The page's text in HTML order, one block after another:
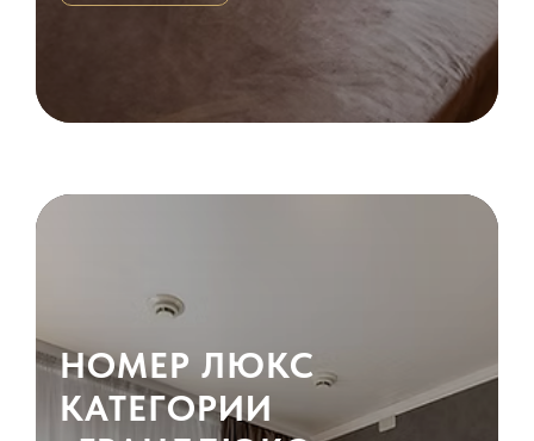
НОМЕР ЛЮКС
КАТЕГОРИИ